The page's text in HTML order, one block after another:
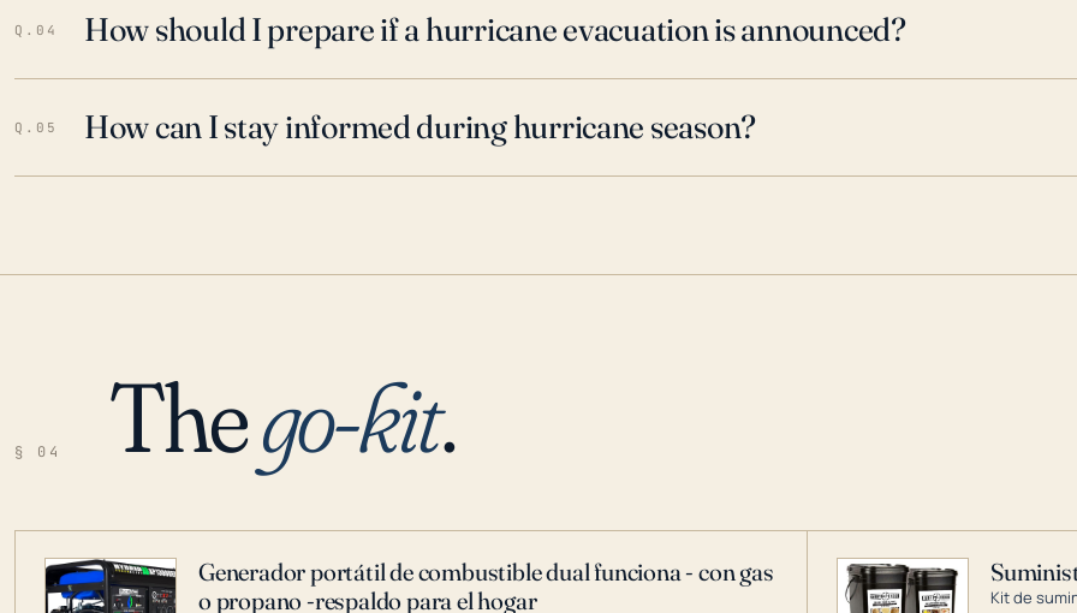
Q.04 How should I prepare if a hurricane evacuation is announced?
Q.05 How can I stay informed during hurricane season?
§ 04 Thego-kit.
Generador portátil de combustible dual funciona - con gas
o propano -respaldo para el hogar
Kit de